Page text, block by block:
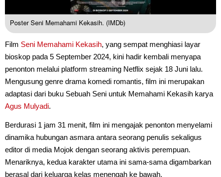
Poster Seni Memahami Kekasih. (IMDb)
Film Seni Memahami Kekasih, yang sempat menghiasi layar
bioskop pada 5 September 2024, kini hadir kembali menyapa
penonton melalui platform streaming Netflix sejak 18 Juni lalu.
Mengusung genre drama komedi romantis, film ini merupakan
adaptasi dari buku Sebuah Seni untuk Memahami Kekasih karya
Agus Mulyadi.
Berdurasi 1 jam 31 menit, film ini mengajak penonton menyelami
dinamika hubungan asmara antara seorang penulis sekaligus
editor di media Mojok dengan seorang aktivis perempuan.
Menariknya, kedua karakter utama ini sama-sama digambarkan
berasal dari keluarga kelas menengah ke bawah.